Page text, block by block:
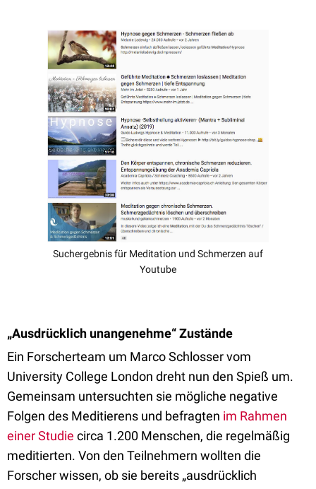
Suchergebnis für Meditation und Schmerzen auf
Youtube
„Ausdrücklich unangenehme“ Zustände
Ein Forscherteam um Marco Schlosser vom
University College London dreht nun den Spieß um.
Gemeinsam untersuchten sie mögliche negative
Folgen des Meditierens und befragten im Rahmen
einer Studie circa 1.200 Menschen, die regelmäßig
meditierten. Von den Teilnehmern wollten die
Forscher wissen, ob sie bereits „ausdrücklich